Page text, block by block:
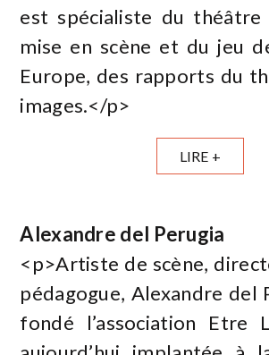
est spécialiste du théâtre
mise en scène et du jeu
Europe, des rapports du
images.</p>
LIRE +
Alexandre del Perugia
<p>Artiste de scène,
pédagogue, Alexandre del
fondé l’association Etre